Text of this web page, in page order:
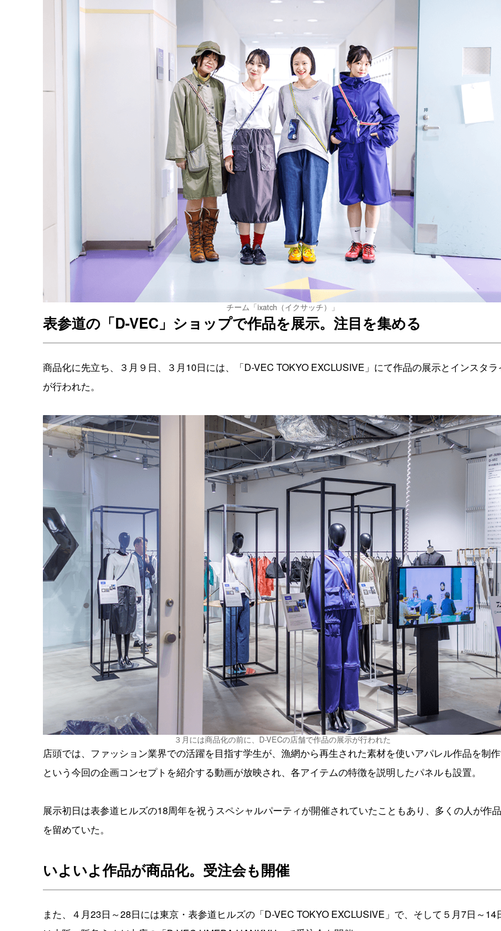
チーム「ixatch（イクサッチ）」
表参道の「D-VEC」ショップで作品を展示。注目を集める
商品化に先立ち、３月９日、３月10日には、「D-VEC TOKYO EXCLUSIVE」にて作品の展示とインスタラ
が行われた。
３月には商品化の前に、D-VECの店舗で作品の展示が行われた
店頭では、ファッション業界での活躍を目指す学生が、漁網から再生された素材を使いアパレル作品を制
という今回の企画コンセプトを紹介する動画が放映され、各アイテムの特徴を説明したパネルも設置。
展示初日は表参道ヒルズの18周年を祝うスペシャルパーティが開催されていたこともあり、多くの人が作
を留めていた。
いよいよ作品が商品化。受注会も開催
また、４月23日～28日には東京・表参道ヒルズの「D-VEC TOKYO EXCLUSIVE」で、そして５月7日～14